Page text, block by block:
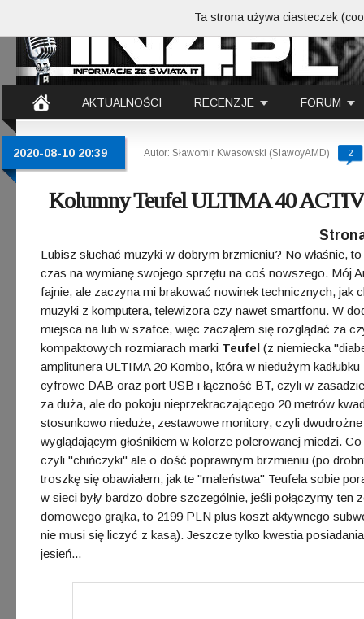
AKTUALNOŚCI RECENZJE FORUM
2020-08-10 20:39 Autor: Sławomir Kwasowski (SlawoyAMD) 2
Kolumny Teufel ULTIMA 40
Lubisz słuchać muzyki w dobrym brzmieniu? No właśnie,
czas na wymianę swojego sprzętu na coś nowszego. Mój
fajnie, ale zaczyna mi brakować nowinek technicznych, jak
muzyki z komputera, telewizora czy nawet smartfonu. W
miejsca na lub w szafce, więc zacząłem się rozglądać za
kompaktowych rozmiarach marki Teufel (z niemiecka
amplitunera ULTIMA 20 Kombo, która w niedużym
cyfrowe DAB oraz port USB i łączność BT, czyli w
za duża, ale do pokoju nieprzekraczającego 20 metrów
stosunkowo nieduże, zestawowe monitory, czyli
wyglądającym głośnikiem w kolorze polerowanej miedzi.
czyli "chińczyki" ale o dość poprawnym brzmieniu (po
troszkę się obawiałem, jak te "maleństwa" Teufela sobie
w sieci były bardzo dobre szczególnie, jeśli połączymy
domowego grajka, to 2199 PLN plus koszt aktywnego
nie musi się liczyć z kasą). Jeszcze tylko kwestia
jesień...
Ta strona używa ciasteczek